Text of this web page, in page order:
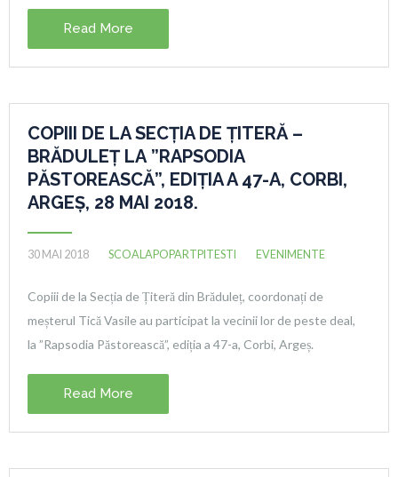
Read More
COPIII DE LA SECȚIA DE ȚITERĂ –
BRĂDULEȚ LA ”RAPSODIA
PĂSTOREASCĂ”, EDIȚIA A 47-A, CORBI,
ARGEȘ, 28 MAI 2018.
30 MAI 2018 SCOALAPOPARTPITESTI EVENIMENTE
Copiii de la Secția de Țiteră din Brăduleț, coordonați de
meșterul Tică Vasile au participat la vecinii lor de peste deal,
la ”Rapsodia Păstorească”, ediția a 47-a, Corbi, Argeș.
Read More